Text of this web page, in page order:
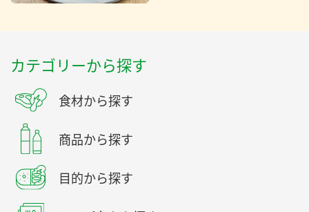
カテゴリーから探す
食材から探す
商品から探す
目的から探す